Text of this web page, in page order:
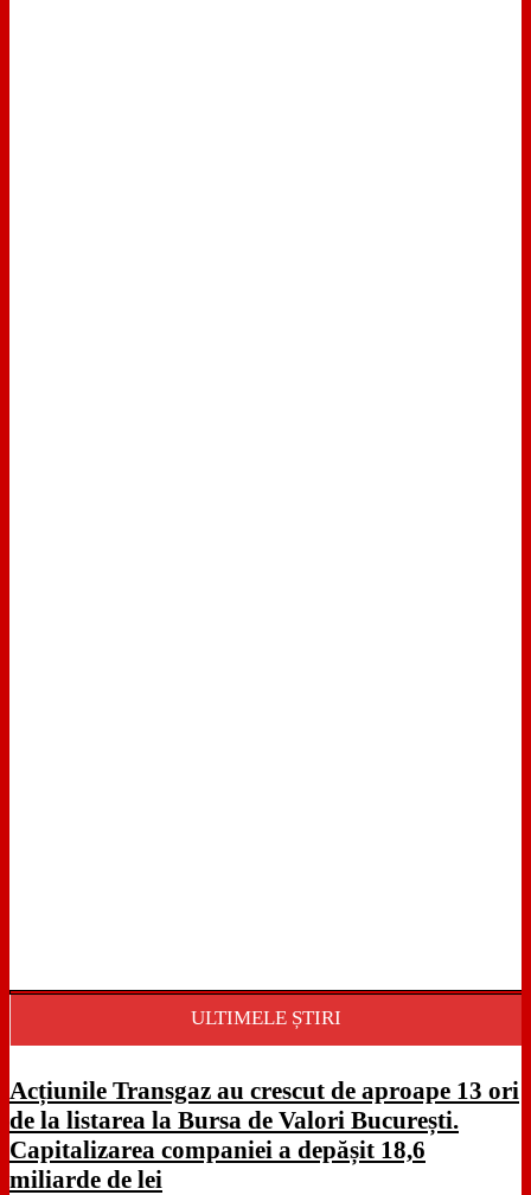
ULTIMELE ȘTIRI
Acțiunile Transgaz au crescut de aproape 13 ori
de la listarea la Bursa de Valori București.
Capitalizarea companiei a depășit 18,6
miliarde de lei